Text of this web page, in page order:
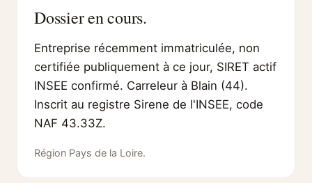
Dossier en cours.
Entreprise récemment immatriculée, non
certifiée publiquement à ce jour, SIRET actif
INSEE confirmé. Carreleur à Blain (44).
Inscrit au registre Sirene de l'INSEE, code
NAF 43.33Z.
Région Pays de la Loire.